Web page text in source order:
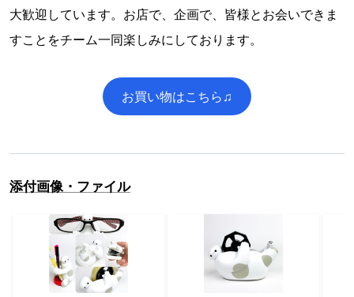
大歓迎しています。お店で、企画で、皆様とお会いできま
すことをチーム一同楽しみにしております。
お買い物はこちら♫
添付画像・ファイル